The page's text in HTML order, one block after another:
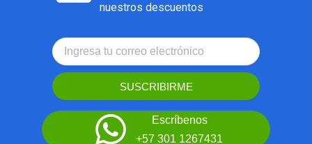
nuestros descuentos
SUSCRIBIRME
Escríbenos
+57 301 1267431